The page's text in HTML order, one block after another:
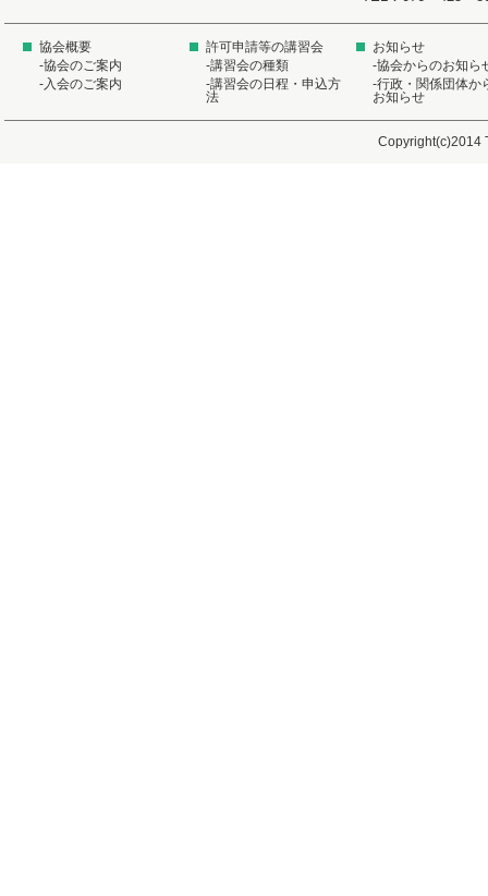
協会概要
-協会のご案内
-入会のご案内
許可申請等の講習会
-講習会の種類
-講習会の日程・申込方
法
お知らせ
-協会からのお知ら
-行政・関係団体か
お知らせ
Copyright(c)2014